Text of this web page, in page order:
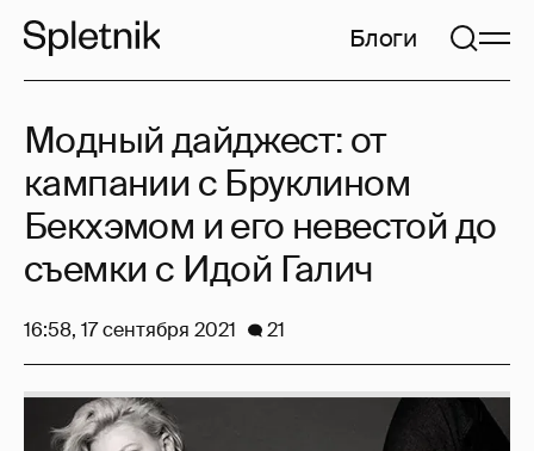
Блоги
Модный дайджест: от
кампании с Бруклином
Бекхэмом и его невестой до
съемки с Идой Галич
16:58, 17 сентября 2021 21